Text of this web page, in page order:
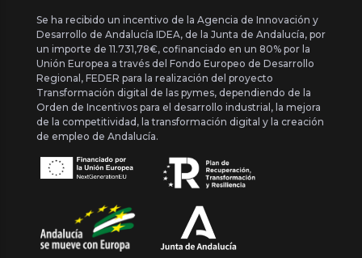
Se ha recibido un incentivo de la Agencia de Innovación y
Desarrollo de Andalucía IDEA, de la Junta de Andalucía, por
un importe de 11.731,78€, cofinanciado en un 80% por la
Unión Europea a través del Fondo Europeo de Desarrollo
Regional, FEDER para la realización del proyecto
Transformación digital de las pymes, dependiendo de la
Orden de Incentivos para el desarrollo industrial, la mejora
de la competitividad, la transformación digital y la creación
de empleo de Andalucía.